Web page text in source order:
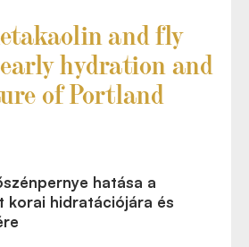
and fly
hydration and
of Portland
hatása a
korai hidratációjára és